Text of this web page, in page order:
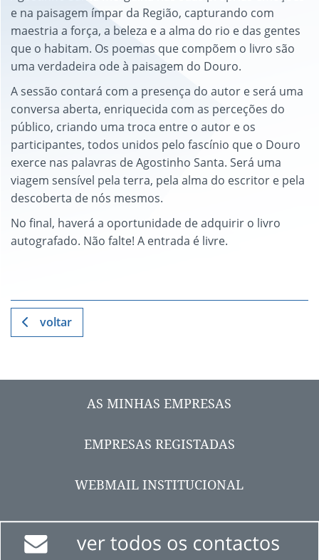
e na paisagem ímpar da Região, capturando com
maestria a força, a beleza e a alma do rio e das gentes
que o habitam. Os poemas que compõem o livro são
uma verdadeira ode à paisagem do Douro.
A sessão contará com a presença do autor e será uma
conversa aberta, enriquecida com as perceções do
público, criando uma troca entre o autor e os
participantes, todos unidos pelo fascínio que o Douro
exerce nas palavras de Agostinho Santa. Será uma
viagem sensível pela terra, pela alma do escritor e pela
descoberta de nós mesmos.
No final, haverá a oportunidade de adquirir o livro
autografado. Não falte! A entrada é livre.
voltar
AS MINHAS EMPRESAS
EMPRESAS REGISTADAS
WEBMAIL INSTITUCIONAL